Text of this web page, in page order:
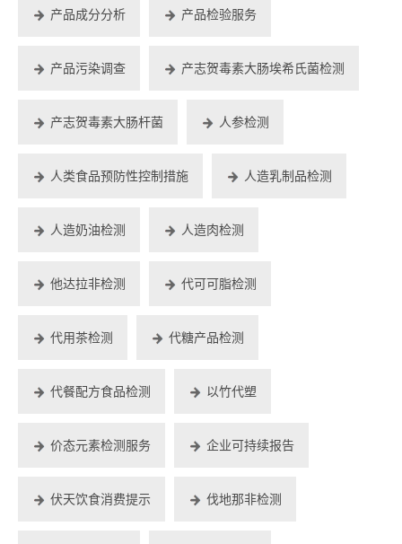
产品成分分析 产品检验服务
产品污染调查 产志贺毒素大肠埃希氏菌检测
产志贺毒素大肠杆菌 人参检测
人类食品预防性控制措施 人造乳制品检测
人造奶油检测 人造肉检测
他达拉非检测 代可可脂检测
代用茶检测 代糖产品检测
代餐配方食品检测 以竹代塑
价态元素检测服务 企业可持续报告
伏天饮食消费提示 伐地那非检测